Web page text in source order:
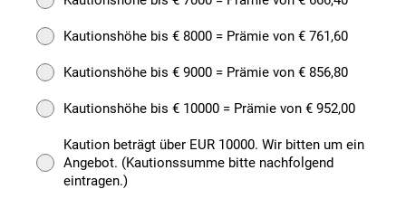
Kautionshöhe bis € 8000 = Prämie von € 761,60
Kautionshöhe bis € 9000 = Prämie von € 856,80
Kautionshöhe bis € 10000 = Prämie von € 952,00
Kaution beträgt über EUR 10000. Wir bitten um ein
Angebot. (Kautionssumme bitte nachfolgend
eintragen.)